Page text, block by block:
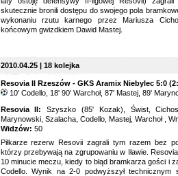
skutecznie bronili dostępu do swojego pola
wykonaniu rzutu karnego przez Mariusza
końcowym gwizdkiem Dawid Mastej.
2010.04.25 | 18 kolejka
Resovia II Rzeszów - GKS Aramix Niebylec 5:0
10' Codello, 18' 90' Warchoł, 87' Mastej, 89'
Resovia II:Szyszko (85' Kozak), Świst,
Marynowski, Szalacha, Codello, Mastej, Warchoł ,
Widzów: 50
Piłkarze rezerw Resovii zagrali tym razem bez
którzy przebywają na zgrupowaniu w Iławie.
10 minucie meczu, kiedy to błąd bramkarza gości i
Codello. Wynik na 2-0 podwyższył technicznym